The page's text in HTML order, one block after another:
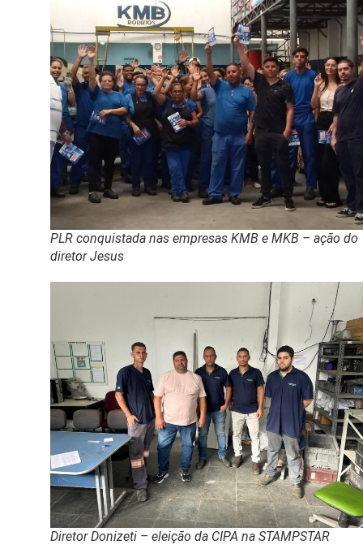
PLR conquistada nas empresas KMB e MKB – ação do
diretor Jesus
Diretor Donizeti – eleição da CIPA na STAMPSTAR